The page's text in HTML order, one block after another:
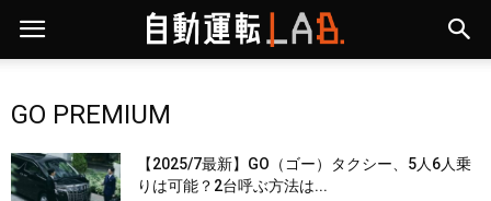
GO PREMIUM
【2025/7最新】GO（ゴー）タクシー、5人6人乗
りは可能？2台呼ぶ方法は...